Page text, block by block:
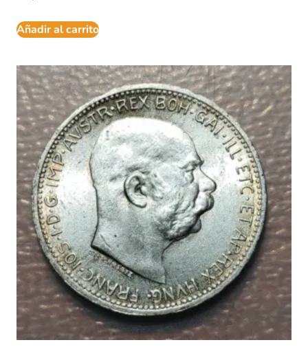
Añadir al carrito